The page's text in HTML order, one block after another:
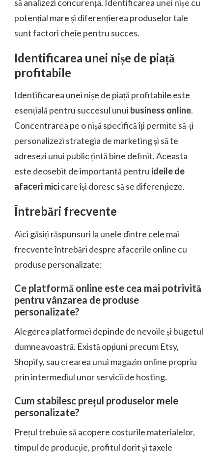
să analizezi concurența. Identificarea unei nișe cu
potențial mare și diferențierea produselor tale
sunt factori cheie pentru succes.
Identificarea unei nișe de piață
profitabile
Identificarea unei nișe de piață profitabile este
esențială pentru succesul unui business online.
Concentrarea pe o nișă specifică îți permite să-ți
personalizezi strategia de marketing și să te
adresezi unui public țintă bine definit. Aceasta
este deosebit de importantă pentru ideile de
afaceri micicare își doresc să se diferențieze.
Întrebări frecvente
Aici găsiți răspunsuri la unele dintre cele mai
frecvente întrebări despre afacerile online cu
produse personalizate:
Ce platformă online este cea mai potrivită
pentru vânzarea de produse
personalizate?
Alegerea platformei depinde de nevoile și bugetul
dumneavoastră. Există opțiuni precum Etsy,
Shopify, sau crearea unui magazin online propriu
prin intermediul unor servicii de hosting.
Cum stabilesc prețul produselor mele
personalizate?
Prețul trebuie să acopere costurile materialelor,
timpul de producție, profitul dorit și taxele